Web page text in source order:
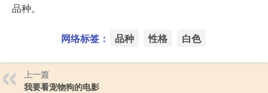
品种。
网络标签： 品种 性格 白色
上一篇
我要看宠物狗的电影